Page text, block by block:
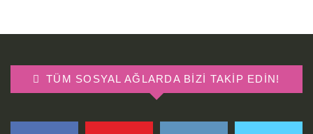
TÜM SOSYAL AĞLARDA BIZI TAKIP EDIN!